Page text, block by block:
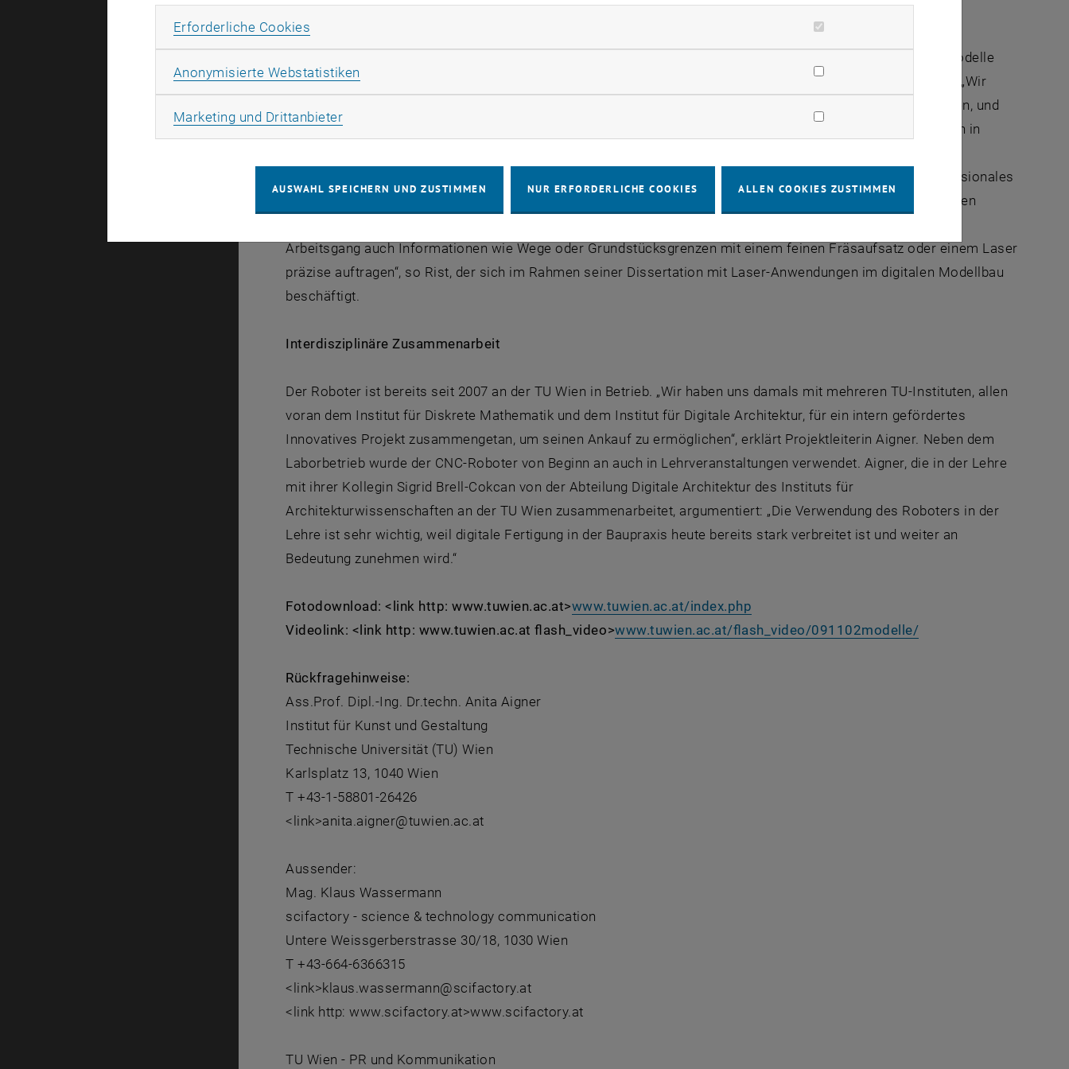
Modelle zum Anfassen weiterhin wichtig
Darstellungen von Bauvorhaben im virtuellen Raum des Computers sind heute weit entwickelt. Physische Modelle
haben jedoch nach wie vor eine große Bedeutung im Alltag von Architekten, Raum- und Landschaftsplanern. „Wir
unterscheiden Arbeitsmodelle, die als Hilfswerkzeug beim architektonischen Entwerfen zum Einsatz kommen, und
Präsentationsmodelle, bei denen es um Kommunikation mit der Bauherrschaft, mit der Bevölkerung und allen in
Weiterentwicklung von Landschaftsmodellen betrifft, hebt Florian Rist, Assistent an der Abteilung Dreidimensionales
Gestalten und Modellbau des Instituts für Kunst und Gestaltung, die Möglichkeit der Darstellung von Strukturen
Arbeitsgang auch Informationen wie Wege oder Grundstücksgrenzen mit einem feinen Fräsaufsatz oder einem Laser
präzise auftragen“, so Rist, der sich im Rahmen seiner Dissertation mit Laser-Anwendungen im digitalen Modellbau
beschäftigt.
Interdisziplinäre Zusammenarbeit
Der Roboter ist bereits seit 2007 an der TU Wien in Betrieb. „Wir haben uns damals mit mehreren TU-Instituten, allen
voran dem Institut für Diskrete Mathematik und dem Institut für Digitale Architektur, für ein intern gefördertes
Innovatives Projekt zusammengetan, um seinen Ankauf zu ermöglichen“, erklärt Projektleiterin Aigner. Neben dem
Laborbetrieb wurde der CNC-Roboter von Beginn an auch in Lehrveranstaltungen verwendet. Aigner, die in der Lehre
mit ihrer Kollegin Sigrid Brell-Cokcan von der Abteilung Digitale Architektur des Instituts für
Architekturwissenschaften an der TU Wien zusammenarbeitet, argumentiert: „Die Verwendung des Roboters in der
Lehre ist sehr wichtig, weil digitale Fertigung in der Baupraxis heute bereits stark verbreitet ist und weiter an
Bedeutung zunehmen wird.“
Fotodownload: <link http: www.tuwien.ac.at>www.tuwien.ac.at/index.php
Videolink: <link http: www.tuwien.ac.at flash_video>www.tuwien.ac.at/flash_video/091102modelle/
Rückfragehinweise:
Ass.Prof. Dipl.-Ing. Dr.techn. Anita Aigner
Institut für Kunst und Gestaltung
Technische Universität (TU) Wien
Karlsplatz 13, 1040 Wien
T +43-1-58801-26426
<link>anita.aigner@tuwien.ac.at
Aussender:
Mag. Klaus Wassermann
scifactory - science & technology communication
Untere Weissgerberstrasse 30/18, 1030 Wien
T +43-664-6366315
<link>klaus.wassermann@scifactory.at
<link http: www.scifactory.at>www.scifactory.at
TU Wien - PR und Kommunikation
Erforderliche Cookies
Anonymisierte Webstatistiken
Marketing und DrittanbieterMarketing Cookies zulassen
AUSWAHL SPEICHERN UND ZUSTIMMEN NUR ERFORDERLICHE COOKIES ALLEN COOKIES ZUSTIMMEN